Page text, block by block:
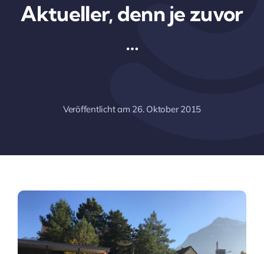
Arbeitsschwerpunkte
Aktueller, denn je zuvor
…
Veröffentlicht am 26. Oktober 2015